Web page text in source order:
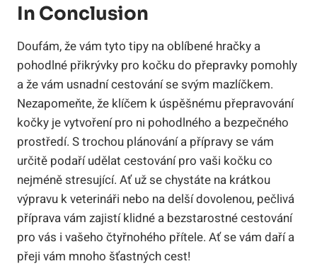
In Conclusion
Doufám, že vám tyto tipy na oblíbené hračky a
pohodlné přikrývky pro kočku do přepravky pomohly
a že vám usnadní cestování se svým mazlíčkem.
Nezapomeňte, že klíčem k úspěšnému přepravování
kočky je vytvoření pro ni pohodlného a bezpečného
prostředí. S trochou plánování a přípravy se vám
určitě podaří udělat cestování pro vaši kočku co
nejméně stresující. Ať už se chystáte na krátkou
výpravu k veterináři nebo na delší dovolenou, pečlivá
příprava vám zajistí klidné a bezstarostné cestování
pro vás i vašeho čtyřnohého přítele. Ať se vám daří a
přeji vám mnoho šťastných cest!